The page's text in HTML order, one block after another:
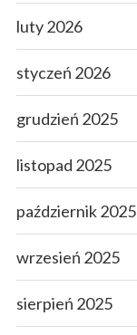
luty 2026
styczeń 2026
grudzień 2025
listopad 2025
październik 2025
wrzesień 2025
sierpień 2025